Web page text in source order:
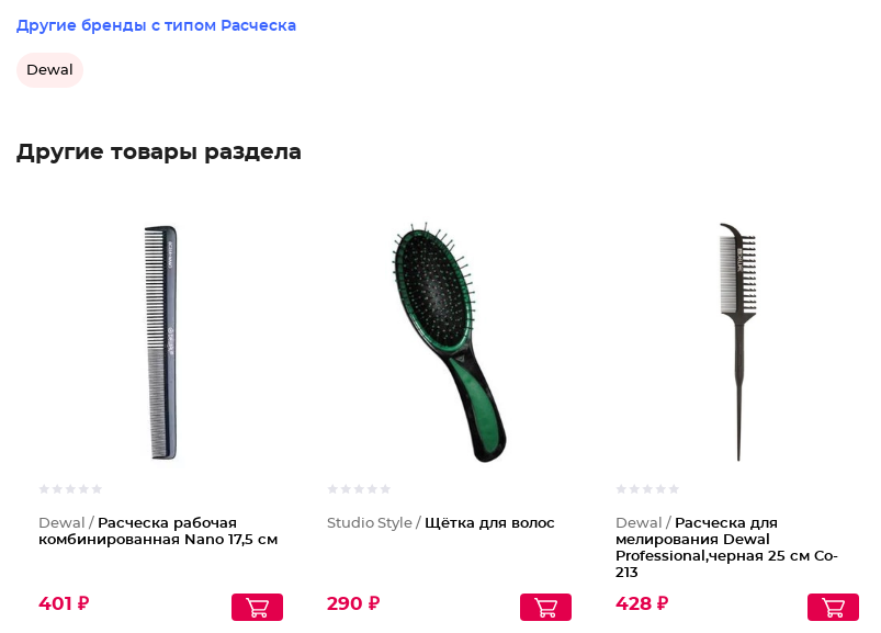
Другие бренды с типом Расческа
Dewal
Другие товары раздела
Dewal / Расческа рабочая
комбинированная Nano 17,5 см
401 ₽
Studio Style / Щётка для волос
290 ₽
Dewal / Расческа для
мелирования Dewal
Professional,черная 25 см Co-
213
428 ₽